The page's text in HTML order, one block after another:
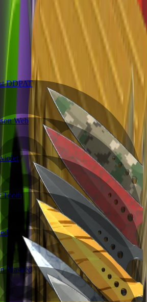
Тайное, что делает его одним из
Шанс выпадения составляет всего
Skeleton Knife
DDPAT
Web
Tooth
Masked